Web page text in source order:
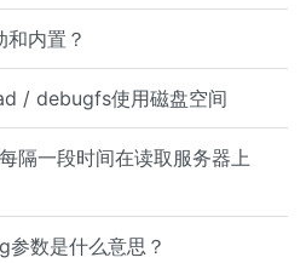
内置？
/ debugfs使用磁盘空间
隔一段时间在读取服务器上
数是什么意思？